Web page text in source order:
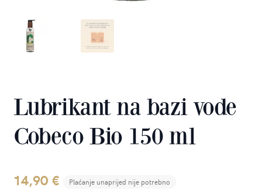
Lubrikant na bazi vode
Cobeco Bio 150 ml
14,90 € Plaćanje unaprijed nije potrebno